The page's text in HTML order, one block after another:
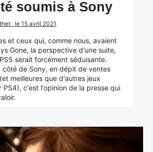
soumis à Sony
, le 15 avril 2021
et ceux qui, comme nous, avaient
Gone, la perspective d'une suite,
serait forcément séduisante.
côté de Sony, en dépit de ventes
meilleures que d'autres jeux
PS4), c'est l'opinion de la presse qui